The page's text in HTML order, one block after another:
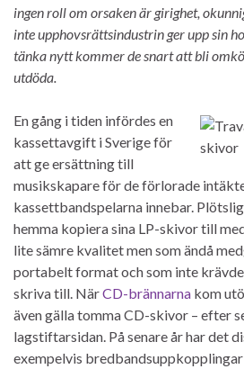
ingen roll om orsaken är girighet,
inte upphovsrättsindustrin ger upp sin
tänka nytt kommer de snart att bli
utdöda.
En gång i tiden infördes en
kassettavgift i Sverige för
att ge ersättning till
musikskapare för de förlorade
kassettbandspelarna innebar.
hemma kopiera sina LP-skivor till
lite sämre kvalitet men som ändå
portabelt format och som inte
skriva till. NärCD-brännarna kom
även gälla tomma CD-skivor – efter
lagstiftarsidan. På senare år har det
exempelvis